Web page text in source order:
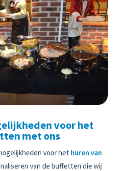
voor het
met ons
voor het huren van
van de buffetten die wij